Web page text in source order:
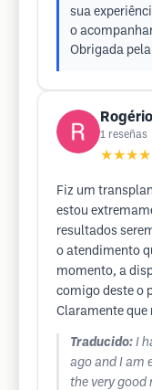
sua
o
Obrigada
1 reseñas
Fiz um
estou
resultados
o atendimento
momento, a
comigo deste o
Claramente que
Traducido: I
ago and I am
the very